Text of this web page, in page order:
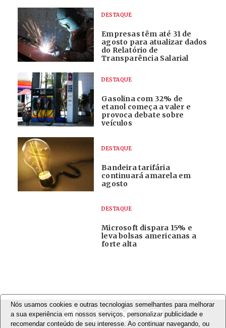
DESTAQUE
Empresas têm até 31 de
agosto para atualizar dados
do Relatório de
Transparência Salarial
DESTAQUE
Gasolina com 32% de
etanol começa a valer e
provoca debate sobre
veículos
DESTAQUE
Bandeira tarifária
continuará amarela em
agosto
DESTAQUE
Microsoft dispara 15% e
leva bolsas americanas a
forte alta
Nós usamos cookies e outras tecnologias semelhantes para melhorar
a sua experiência em nossos serviços, personalizar publicidade e
recomendar conteúdo de seu interesse. Ao continuar navegando, ou